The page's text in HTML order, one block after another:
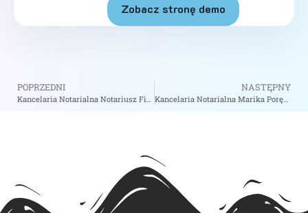
Zobacz stronę demo
POPRZEDNI NASTĘPNY
Kancelaria Notarialna Marika Porębska-Kula Notariusz – Notariusz Dąbrowa Górnicza